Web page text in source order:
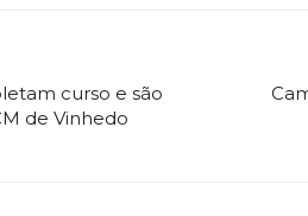
curso e são
de Vinhedo